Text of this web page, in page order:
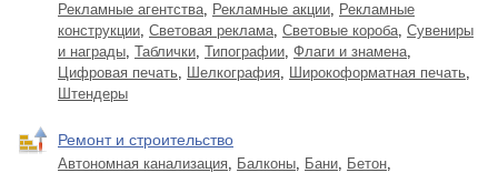
Рекламные агентства, Рекламные акции, Рекламные
конструкции, Световая реклама, Световые короба, Сувениры
и награды, Таблички, Типографии, Флаги и знамена,
Цифровая печать, Шелкография, Широкоформатная печать,
Штендеры
Ремонт и строительство
Автономная канализация, Балконы, Бани, Бетон,